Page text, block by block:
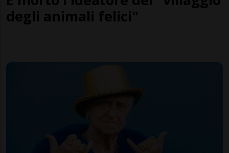
degli animali felici"